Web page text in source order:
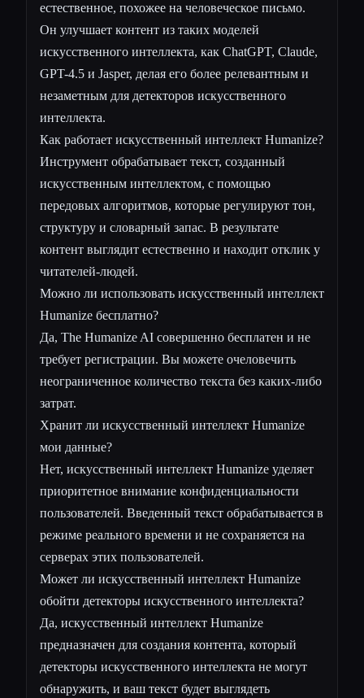
естественное, похожее на человеческое письмо.
Он улучшает контент из таких моделей
искусственного интеллекта, как ChatGPT, Claude,
GPT-4.5 и Jasper, делая его более релевантным и
незаметным для детекторов искусственного
интеллекта.
Как работает искусственный интеллект Humanize?
Инструмент обрабатывает текст, созданный
искусственным интеллектом, с помощью
передовых алгоритмов, которые регулируют тон,
структуру и словарный запас. В результате
контент выглядит естественно и находит отклик у
читателей-людей.
Можно ли использовать искусственный интеллект
Humanize бесплатно?
Да, The Humanize AI совершенно бесплатен и не
требует регистрации. Вы можете очеловечить
неограниченное количество текста без каких-либо
затрат.
Хранит ли искусственный интеллект Humanize
мои данные?
Нет, искусственный интеллект Humanize уделяет
приоритетное внимание конфиденциальности
пользователей. Введенный текст обрабатывается в
режиме реального времени и не сохраняется на
серверах этих пользователей.
Может ли искусственный интеллект Humanize
обойти детекторы искусственного интеллекта?
Да, искусственный интеллект Humanize
предназначен для создания контента, который
детекторы искусственного интеллекта не могут
обнаружить, и ваш текст будет выглядеть